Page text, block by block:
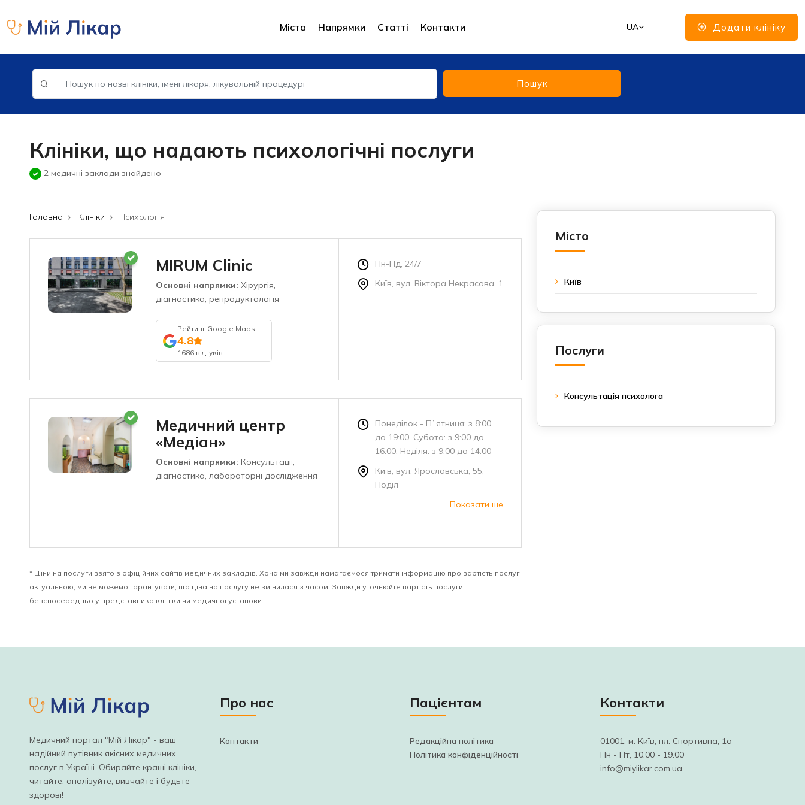
Міста Напрямки Статті Контакти UA Додати клініку
Пошук
Клініки, що надають психологічні послуги
2 медичні заклади знайдено
Головна Клініки Психологія
MIRUM Clinic
Основні напрямки: Хірургія,
діагностика, репродуктологія
Рейтинг Google Maps
4.8
1686 відгуків
Пн-Нд, 24/7
Київ, вул. Віктора Некрасова, 1
Медичний центр
«Медіан»
Основні напрямки: Консультації,
діагностика, лабораторні дослідження
Понеділок - П`ятниця: з 8:00
до 19:00, Субота: з 9:00 до
16:00, Неділя: з 9:00 до 14:00
Київ, вул. Ярославська, 55,
Поділ
Показати ще
* Ціни на послуги взято з офіційних сайтів медичних закладів. Хоча ми завжди намагаємося тримати інформацію про вартість послуг
актуальною, ми не можемо гарантувати, що ціна на послугу не змінилася з часом. Завжди уточнюйте вартість послуги
безспосередньо у представника клініки чи медичної установи.
Місто
Київ
Послуги
Консультація психолога
Медичний портал "Мій Лікар" - ваш
надійний путівник якісних медичних
послуг в Україні. Обирайте кращі клініки,
читайте, аналізуйте, вивчайте і будьте
здорові!
Про нас
Контакти
Пацієнтам
Редакційна політика
Політика конфіденційності
Контакти
01001, м. Київ, пл. Спортивна, 1а
Пн - Пт, 10.00 - 19.00
info@miylikar.com.ua